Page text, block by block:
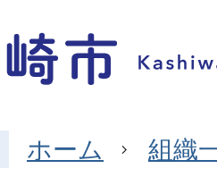
ホーム 組織